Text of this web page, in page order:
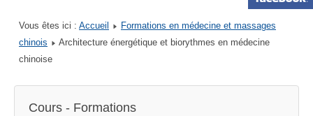
Vous êtes ici : Accueil
Formations en médecine et massages
chinois
Architecture énergétique et biorythmes en médecine
chinoise
Cours - Formations